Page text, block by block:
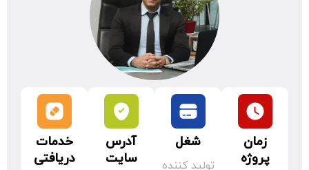
زمان
پروژه
شغل
تولید کننده
آدرس
سایت
خدمات
دریافتی